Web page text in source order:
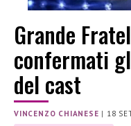
Grande
confermati
del cast
VINCENZO CHIANESE | 18